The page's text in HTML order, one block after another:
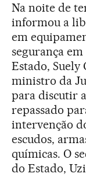
Na noite de
informou a
em
segurança
Estado, Suely
ministro da
para discutir
repassado
intervenção
escudos,
químicas. O
do Estado,